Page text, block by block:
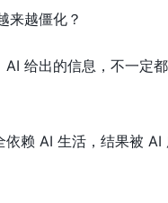
来越僵化？
AI 给出的信息，不一定
赖 AI 生活，结果被